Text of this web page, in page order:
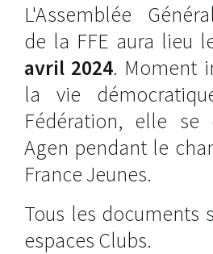
L'Assemblée
de la FFE aura lieu
avril 2024. Moment
la vie
Fédération, elle se
Agen pendant le
France Jeunes.
Tous les documents
espaces Clubs.